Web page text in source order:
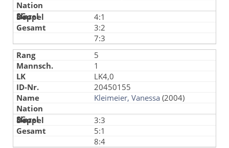
4:1
3:2
7:3
5
1
LK4,0
20450155
Kleimeier, Vanessa (2004)
3:3
5:1
8:4